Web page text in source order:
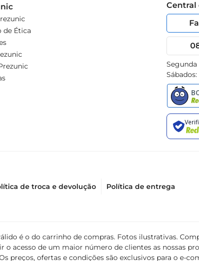
de Ética
Segunda
Sábados:
de troca e devolução Política de entrega
é o do carrinho de compras. Fotos ilustrativas.
o acesso de um maior número de clientes as nossas
preços, ofertas e condições são exclusivos para o e-